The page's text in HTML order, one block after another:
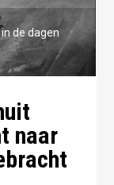
de dagen
naar